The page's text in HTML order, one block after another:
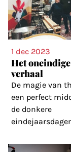
1 dec 2023
Het oneindige
verhaal
De magie van
een perfect
de donkere